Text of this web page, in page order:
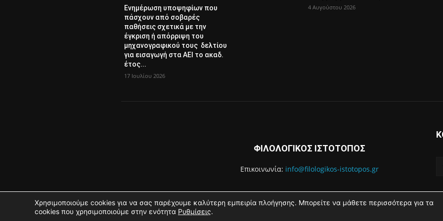
Ενημέρωση υποψηφίων που
πάσχουν από σοβαρές
παθήσεις σχετικά με την
έγκριση ή απόρριψη του
μηχανογραφικού τους δελτίου
για εισαγωγή στα ΑΕΙ το ακαδ.
έτος...
17 Ιουλίου 2026
4 Αυγούστου 2026
ΦΙΛΟΛΟΓΙΚΟΣ ΙΣΤΟΤΟΠΟΣ
Επικοινωνία: info@filologikos-istotopos.gr
2016 - 2021 Filologikos Istotopos - All rights reserved.
Χρησιμοποιούμε cookies για να σας παρέχουμε καλύτερη εμπειρία πλοήγησης. Μπορείτε να μάθετε περισσότερα για τα
cookies που χρησιμοποιούμε στην ενότητα Ρυθμίσεις.